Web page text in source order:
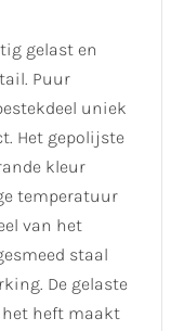
gelast en
Puur
uniek
Het gepolijste
kleur
temperatuur
van het
staal
De gelaste
heft maakt